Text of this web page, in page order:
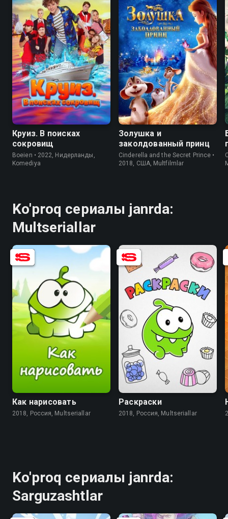
7.3 4.3
Круиз. В поисках
сокровищ
Boeien • 2022, Нидерланды,
Komediya
6.8 4.4
Золушка и
заколдованный принц
Cinderella and the Secret Prince •
2018, США, Multfilmlar
Ko'proq сериалы janrda:
Multseriallar
8.1
Как нарисовать
2018, Россия, Multseriallar
7.6
Раскраски
2018, Россия, Multseriallar
Ko'proq сериалы janrda:
Sarguzashtlar